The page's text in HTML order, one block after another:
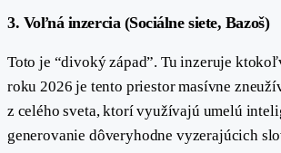
3. Voľná inzercia (Sociálne siete, Bazoš)
Toto je “divoký západ”. Tu inzeruje
roku 2026 je tento priestor masívne
z celého sveta, ktorí využívajú umelú
generovanie dôveryhodne vyzerajúcich